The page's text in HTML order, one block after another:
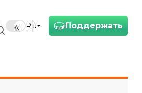
Поддержать
RU